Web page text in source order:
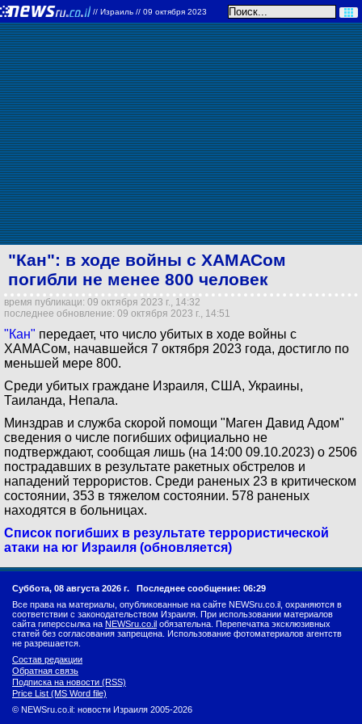
// Израиль // 09 октября 2023
"Кан": в ходе войны с ХАМАСом
погибли не менее 800 человек
время публикаци: 09 октября 2023 г., 14:32
последнее обновление: 09 октября 2023 г., 14:51
"Кан" передает, что число убитых в ходе войны с
ХАМАСом, начавшейся 7 октября 2023 года, достигло по
меньшей мере 800.
Среди убитых граждане Израиля, США, Украины,
Таиланда, Непала.
Минздрав и служба скорой помощи "Маген Давид Адом"
сведения о числе погибших официально не
подтверждают, сообщая лишь (на 14:00 09.10.2023) о 2506
пострадавших в результате ракетных обстрелов и
нападений террористов. Среди раненых 23 в критическом
состоянии, 353 в тяжелом состоянии. 578 раненых
находятся в больницах.
Список погибших в результате террористической
атаки на юг Израиля (обновляется)
Суббота, 08 августа 2026 г. Последнее сообщение: 06:29
Все права на материалы, опубликованные на сайте NEWSru.co.il, охраняются в
соответствии с законодательством Израиля. При использовании материалов
сайта гиперссылка на NEWSru.co.il обязательна. Перепечатка эксклюзивных
статей без согласования запрещена. Использование фотоматериалов агентств
не разрешается.
Состав редакции
Обратная связь
Подписка на новости (RSS)
Price List (MS Word file)
© NEWSru.co.il: новости Израиля 2005-2026